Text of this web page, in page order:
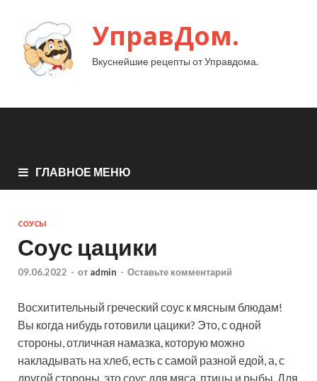
УправДом.
Вкуснейшие рецепты от Управдома.
ГЛАВНОЕ МЕНЮ
СОУСЫ
Соус цацики
09.06.2022 - от admin - Оставьте комментарий
Восхитительный греческий соус к мясным блюдам!
Вы когда нибудь готовили цацики? Это, с одной
стороны, отличная намазка, которую можно
накладывать на хлеб, есть с самой разной едой, а, с
другой стороны, это соус для мяса, птицы и рыбы. Для